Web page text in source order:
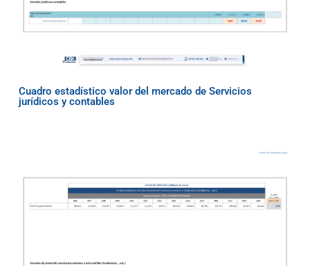
Cuadro estadístico valor del mercado de Servicios
jurídicos y contables